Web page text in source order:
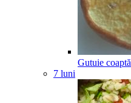
Gutuie coaptă
7 luni